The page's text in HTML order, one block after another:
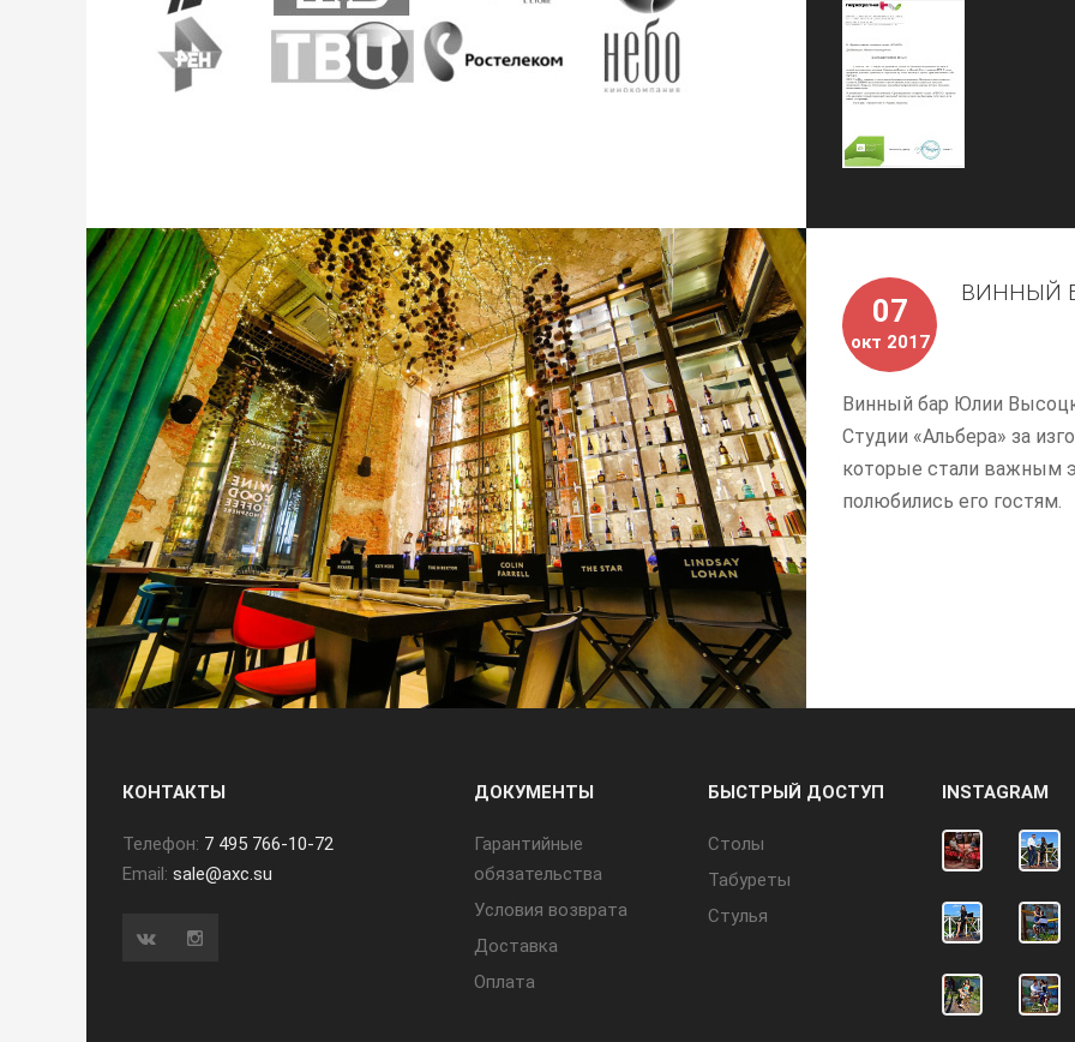
07
окт 2017
ВИННЫЙ
Винный бар Юлии
Студии «Альбера» за
которые стали важным
полюбились его гостям.
КОНТАКТЫ
Телефон: 7 495 766-10-72
Email: sale@axc.su
ДОКУМЕНТЫ
Гарантийные
обязательства
Условия возврата
Доставка
Оплата
БЫСТРЫЙ ДОСТУП
Cтолы
Табуреты
Стулья
INSTAGRAM